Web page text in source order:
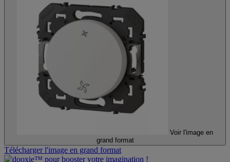
Voir l'image en
grand format
Télécharger l'image en grand format